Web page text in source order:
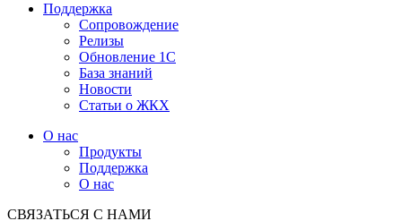
Поддержка
Сопровождение
Релизы
Обновление 1С
База знаний
Новости
Статьи о ЖКХ
О нас
Продукты
Поддержка
О нас
СВЯЗАТЬСЯ С НАМИ